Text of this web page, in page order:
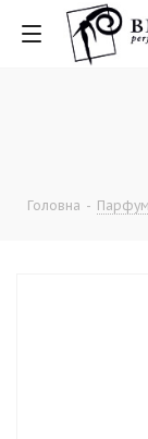
Головна -